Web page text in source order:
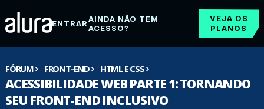
ENTRARAINDA NÃO TEM
ACESSO?
VEJA OS
PLANOS
FÓRUM FRONT-END HTML E CSS
ACESSIBILIDADE WEB PARTE 1: TORNANDO
SEU FRONT-END INCLUSIVO